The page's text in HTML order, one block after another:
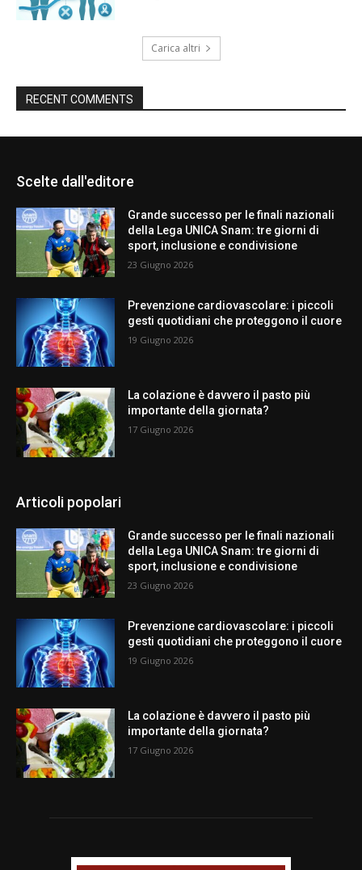
Carica altri
RECENT COMMENTS
Scelte dall'editore
Grande successo per le finali nazionali
della Lega UNICA Snam: tre giorni di
sport, inclusione e condivisione
23 Giugno 2026
Prevenzione cardiovascolare: i piccoli
gesti quotidiani che proteggono il cuore
19 Giugno 2026
La colazione è davvero il pasto più
importante della giornata?
17 Giugno 2026
Articoli popolari
Grande successo per le finali nazionali
della Lega UNICA Snam: tre giorni di
sport, inclusione e condivisione
23 Giugno 2026
Prevenzione cardiovascolare: i piccoli
gesti quotidiani che proteggono il cuore
19 Giugno 2026
La colazione è davvero il pasto più
importante della giornata?
17 Giugno 2026